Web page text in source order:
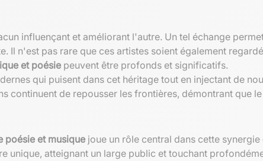
influençant et améliorant l'autre. Un tel échange
n'est pas rare que ces artistes soient également
et poésie peuvent être profonds et significatifs.
qui puisent dans cet héritage tout en injectant de
continuent de repousser les frontières, démontrant que le
poésie et musique joue un rôle central dans cette
unique, atteignant un large public et touchant